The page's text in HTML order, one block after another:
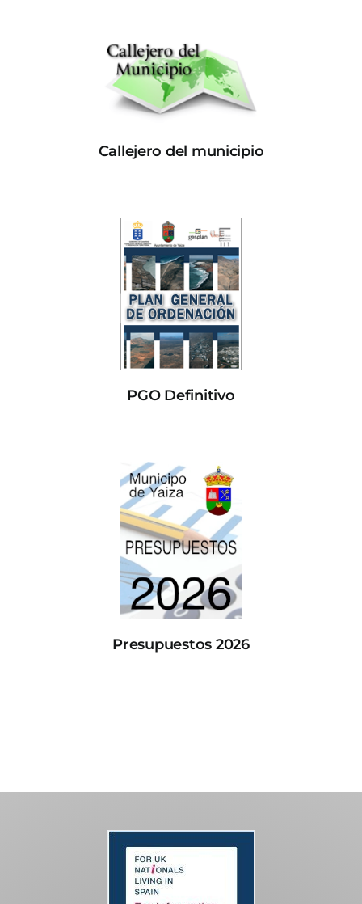
Callejero del municipio
PGO Definitivo
Presupuestos 2026